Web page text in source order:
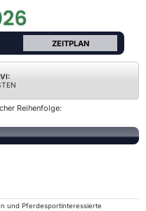
ZEITPLAN
Reihenfolge:
und Pferdesportinteressierte